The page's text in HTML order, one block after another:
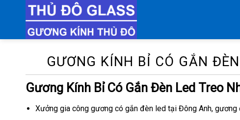
dung
GƯƠNG KÍNH BỈ CÓ GẮN
Gương Kính Bỉ Có Gắn Đèn Led Treo
Xưởng gia công gương có gắn đèn led tại Đông Anh,